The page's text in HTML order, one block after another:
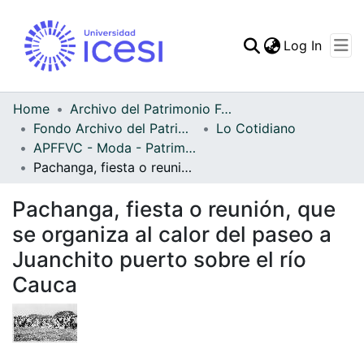
Statistics
Log In
Home
Archivo del Patrimonio Fotográfico y Fílmico del Valle del Cauca
Fondo Archivo del Patrimonio Fotográfico y Fílmico del Valle del Cauca
Lo Cotidiano
APFFVC - Moda - Patrimonial
Pachanga, fiesta o reunión, que se organiza al calor del paseo a Juanchito puerto sobre el río Cauca
Pachanga, fiesta o reunión, que
se organiza al calor del paseo a
Juanchito puerto sobre el río
Cauca